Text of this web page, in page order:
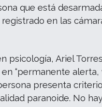
que está
en las
psicología, Ariel
“permanente alerta,
presenta
paranoide. No